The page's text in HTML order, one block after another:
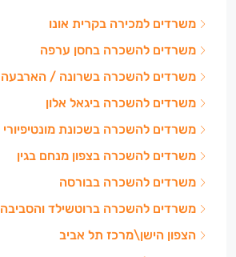
משרדים למכירה בקרית אונו
משרדים להשכרה בחסן ערפה
משרדים להשכרה בשרונה / הארבעה
משרדים להשכרה ביגאל אלון
משרדים להשכרה בשכונת מונטיפיורי
משרדים להשכרה בצפון מנחם בגין
משרדים להשכרה בבורסה
משרדים להשכרה ברוטשילד והסביבה
הצפון הישן\מרכז תל אביב